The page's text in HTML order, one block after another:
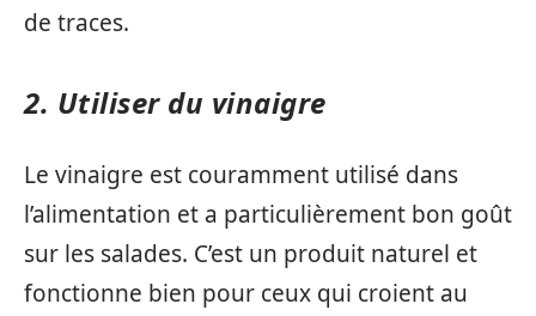
de traces.
2. Utiliser du vinaigre
Le vinaigre est couramment utilisé dans
l’alimentation et a particulièrement bon goût
sur les salades. C’est un produit naturel et
fonctionne bien pour ceux qui croient au